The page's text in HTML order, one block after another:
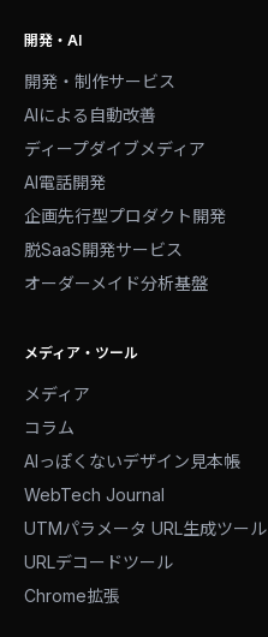
開発・AI
開発・制作サービス
AIによる自動改善
ディープダイブメディア
AI電話開発
企画先行型プロダクト開発
脱SaaS開発サービス
オーダーメイド分析基盤
メディア・ツール
メディア
コラム
AIっぽくないデザイン見本帳
WebTech Journal
UTMパラメータ URL生成ツール
URLデコードツール
Chrome拡張